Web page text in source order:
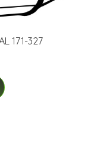
171-327